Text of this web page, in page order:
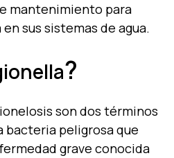
mantenimiento para
sus sistemas de agua.
?
son dos términos
bacteria peligrosa que
grave conocida